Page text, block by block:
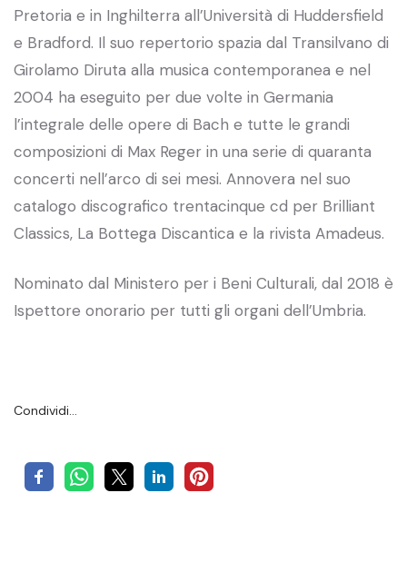
Pretoria e in Inghilterra all’Università di Huddersfield
e Bradford. Il suo repertorio spazia dal Transilvano di
Girolamo Diruta alla musica contemporanea e nel
2004 ha eseguito per due volte in Germania
l’integrale delle opere di Bach e tutte le grandi
composizioni di Max Reger in una serie di quaranta
concerti nell’arco di sei mesi. Annovera nel suo
catalogo discografico trentacinque cd per Brilliant
Classics, La Bottega Discantica e la rivista Amadeus.
Nominato dal Ministero per i Beni Culturali, dal 2018 è
Ispettore onorario per tutti gli organi dell’Umbria.
Condividi…